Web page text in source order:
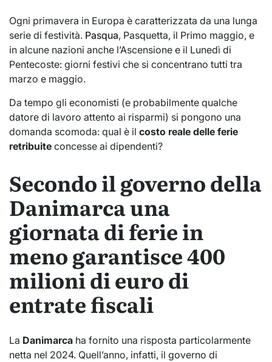
Ogni primavera in Europa è caratterizzata da una lunga
serie di festività. Pasqua, Pasquetta, il Primo maggio, e
in alcune nazioni anche l’Ascensione e il Lunedì di
Pentecoste: giorni festivi che si concentrano tutti tra
marzo e maggio.
Da tempo gli economisti (e probabilmente qualche
datore di lavoro attento ai risparmi) si pongono una
domanda scomoda: qual è il costo reale delle ferie
retribuite concesse ai dipendenti?
Secondo il governo della
Danimarca una
giornata di ferie in
meno garantisce 400
milioni di euro di
entrate fiscali
La Danimarca ha fornito una risposta particolarmente
netta nel 2024. Quell’anno, infatti, il governo di